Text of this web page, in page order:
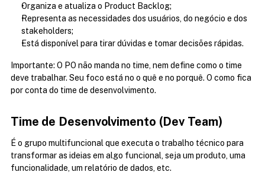
Organiza e atualiza o Product Backlog;
Representa as necessidades dos usuários, do negócio e dos
stakeholders;
Está disponível para tirar dúvidas e tomar decisões rápidas.
Importante: O PO não manda no time, nem define como o time
deve trabalhar. Seu foco está no o quê e no porquê. O como fica
por conta do time de desenvolvimento.
Time de Desenvolvimento (Dev Team)
É o grupo multifuncional que executa o trabalho técnico para
transformar as ideias em algo funcional, seja um produto, uma
funcionalidade, um relatório de dados, etc.